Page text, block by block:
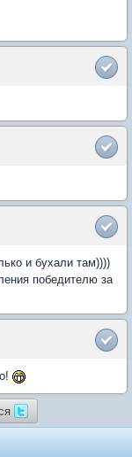
и бухали там))))
победителю за